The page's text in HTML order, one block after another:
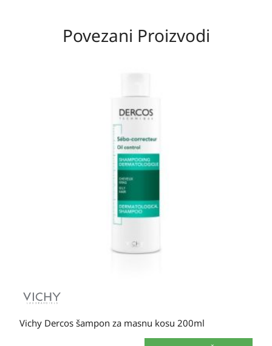
Povezani Proizvodi
Vichy Dercos šampon za masnu kosu 200ml